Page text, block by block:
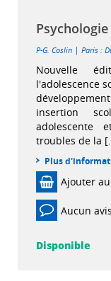
P-G. Coslin | Paris :
Nouvelle
l'adolescence
insertion
adolescente
troubles de la
Plus
Ajouter
Aucun avis
Disponible